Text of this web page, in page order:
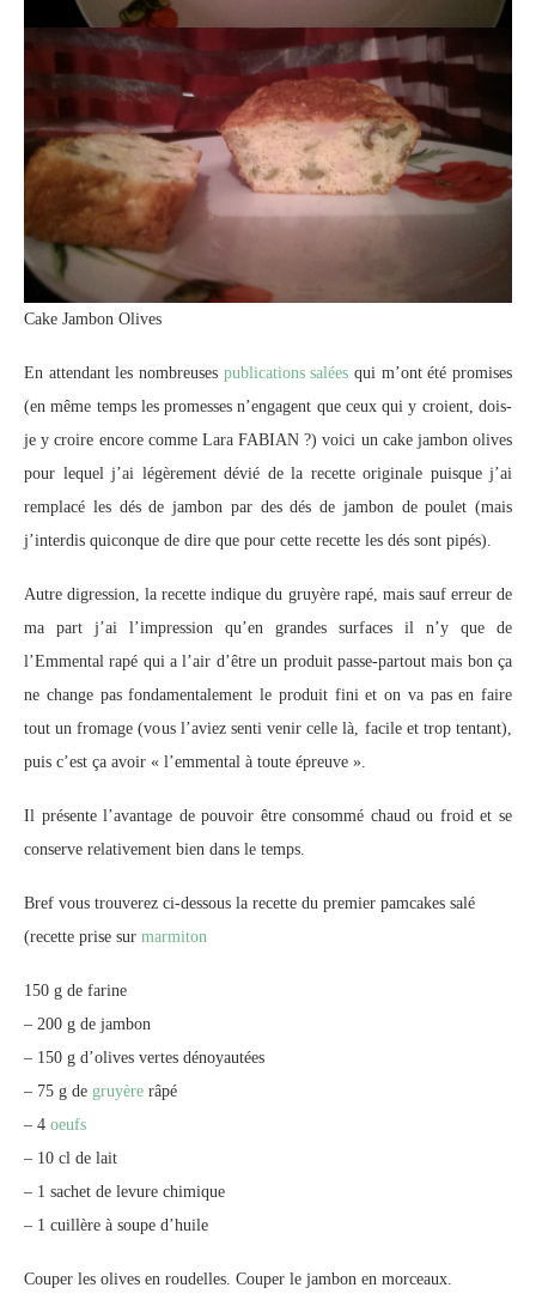
Cake Jambon Olives
En attendant les nombreuses publications salées qui m’ont été promises
(en même temps les promesses n’engagent que ceux qui y croient, dois-
je y croire encore comme Lara FABIAN ?) voici un cake jambon olives
pour lequel j’ai légèrement dévié de la recette originale puisque j’ai
remplacé les dés de jambon par des dés de jambon de poulet (mais
j’interdis quiconque de dire que pour cette recette les dés sont pipés).
Autre digression, la recette indique du gruyère rapé, mais sauf erreur de
ma part j’ai l’impression qu’en grandes surfaces il n’y que de
l’Emmental rapé qui a l’air d’être un produit passe-partout mais bon ça
ne change pas fondamentalement le produit fini et on va pas en faire
tout un fromage (vous l’aviez senti venir celle là, facile et trop tentant),
puis c’est ça avoir « l’emmental à toute épreuve ».
Il présente l’avantage de pouvoir être consommé chaud ou froid et se
conserve relativement bien dans le temps.
Bref vous trouverez ci-dessous la recette du premier pamcakes salé
(recette prise sur marmiton
150 g de farine
– 200 g de jambon
– 150 g d’olives vertes dénoyautées
– 75 g de gruyère râpé
– 4 oeufs
– 10 cl de lait
– 1 sachet de levure chimique
– 1 cuillère à soupe d’huile
Couper les olives en roudelles. Couper le jambon en morceaux.